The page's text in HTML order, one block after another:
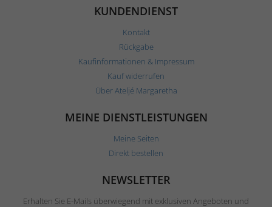
KUNDENDIENST
Kontakt
Rückgabe
Kaufinformationen & Impressum
Kauf widerrufen
Über Ateljé Margaretha
MEINE DIENSTLEISTUNGEN
Meine Seiten
Direkt bestellen
NEWSLETTER
Erhalten Sie E-Mails überwiegend mit exklusiven Angeboten und